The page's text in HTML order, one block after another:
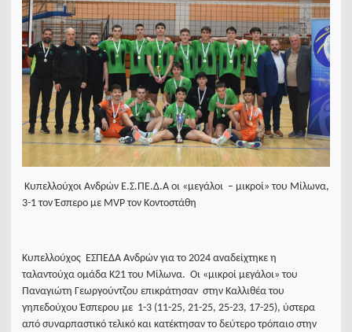
Κυπελλούχοι Ανδρών Ε.Σ.ΠΕ.Δ.Α οι «μεγάλοι – μικροί» του Μίλωνα,
3-1 τον Έσπερο με MVP τον Κοντοστάθη
Κυπελλούχος ΕΣΠΕΔΑ Ανδρών για το 2024 αναδείχτηκε η
ταλαντούχα ομάδα Κ21 του Μίλωνα. Οι «μικροί μεγάλοι» του
Παναγιώτη Γεωργούντζου επικράτησαν στην Καλλιθέα του
γηπεδούχου Έσπερου με 1-3 (11-25, 21-25, 25-23, 17-25), ύστερα
από συναρπαστικό τελικό και κατέκτησαν το δεύτερο τρόπαιο στην